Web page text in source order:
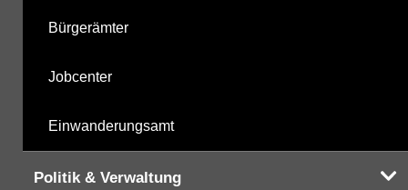
Bürgerämter
Jobcenter
Einwanderungsamt
Politik & Verwaltung